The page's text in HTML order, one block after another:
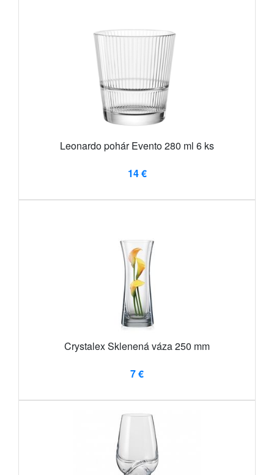
Leonardo pohár Evento 280 ml 6 ks
14 €
Crystalex Sklenená váza 250 mm
7 €